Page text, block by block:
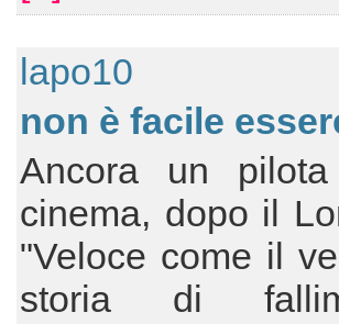
lapo10
non è facile
Ancora un
cinema, dopo il
"Veloce come il
storia di